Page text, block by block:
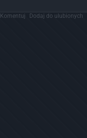
Komentuj Dodaj do ulubionych